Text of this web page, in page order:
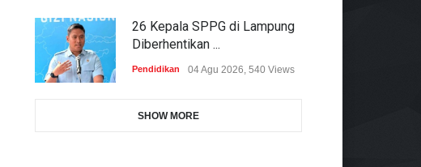
26 Kepala SPPG di Lampung
Diberhentikan ...
Pendidikan 04 Agu 2026, 540 Views
SHOW MORE